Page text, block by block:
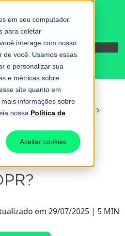
em seu computador.
para coletar
interage com nosso
de você. Usamos essas
e personalizar sua
e métricas sobre
site quanto em
informações sobre
nossa Política de
Aceitar cookies
Dootax-O que é GDPR?
em 29/07/2025 | 5 MIN